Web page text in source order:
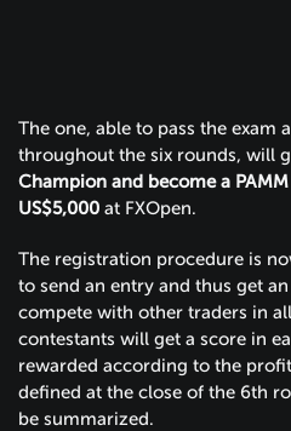
The one, able to pass the exam
throughout the six rounds, will
Champion and become a
US$5,000 at FXOpen.
The registration procedure is
to send an entry and thus get
compete with other traders in
contestants will get a score in
rewarded according to the
defined at the close of the 6th
be summarized.